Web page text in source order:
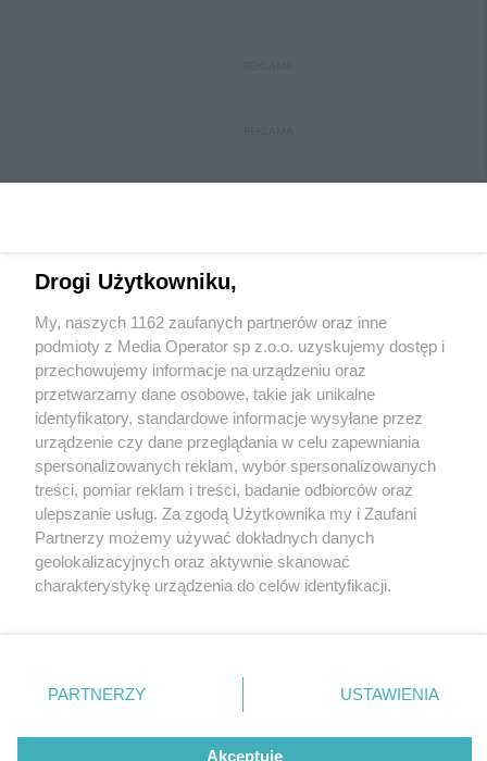
Wydawca mediówlokalnych
Nie zapomnij
zapoznać się z:
polityką prywatności
Twojemiasto
Piekary Śląskie
Chorzów
Tarnowskie Góry
Gliwice
Skontakuj sięz nami
Kontakt
Redakcja
Newsletter
Drogi Użytkowniku,
My, naszych 1162 zaufanych partnerów oraz inne
podmioty z Media Operator sp z.o.o. uzyskujemy dostęp i
przechowujemy informacje na urządzeniu oraz
przetwarzamy dane osobowe, takie jak unikalne
identyfikatory, standardowe informacje wysyłane przez
urządzenie czy dane przeglądania w celu zapewniania
spersonalizowanych reklam, wybór spersonalizowanych
treści, pomiar reklam i treści, badanie odbiorców oraz
ulepszanie usług. Za zgodą Użytkownika my i Zaufani
Partnerzy możemy używać dokładnych danych
geolokalizacyjnych oraz aktywnie skanować
charakterystykę urządzenia do celów identyfikacji.
zmienić/wycofać klikając przycisk ustawień prywatności
znajdujący się w lewym dolnym rogu strony
rodzaje przetwarzania danych nie wymagają zgody
użytkownika, ale masz prawo sprzeciwić się takiemu
PARTNERZY USTAWIENIA
Akceptuję